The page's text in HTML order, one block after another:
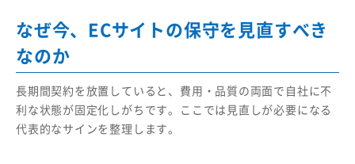
なぜ今、ECサイトの保守を見直すべき
なのか
長期間契約を放置していると、費用・品質の両面で自社に不
利な状態が固定化しがちです。ここでは見直しが必要になる
代表的なサインを整理します。